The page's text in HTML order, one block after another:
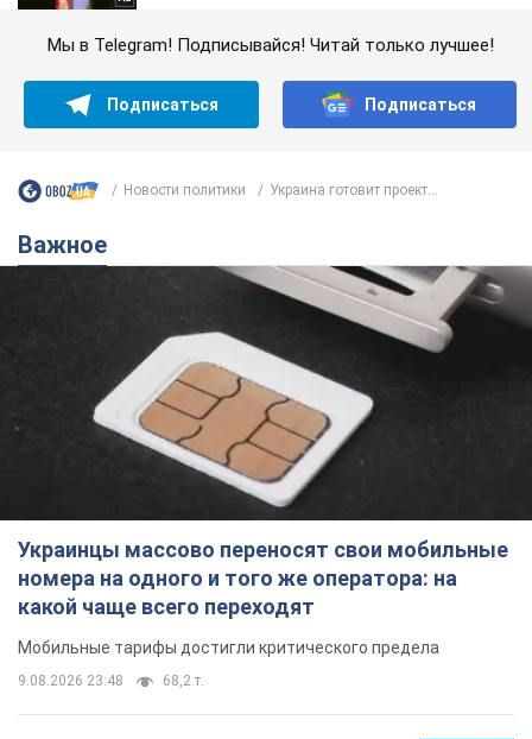
Мы в Telegram! Подписывайся! Читай только лучшее!
Подписаться Подписаться
Новости политики Украина готовит проект...
Важное
Украинцы массово переносят свои мобильные
номера на одного и того же оператора: на
какой чаще всего переходят
Мобильные тарифы достигли критического предела
9.08.2026 23:48 68,2 т.